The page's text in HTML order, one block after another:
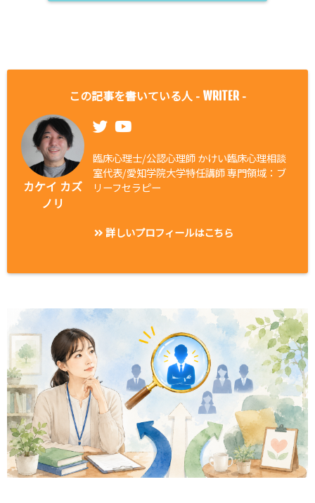
この記事を書いている人 - WRITER -
カケイ カズ
ノリ
臨床心理士/公認心理師 かけい臨床心理相談
室代表/愛知学院大学特任講師 専門領域：ブ
リーフセラピー
詳しいプロフィールはこちら